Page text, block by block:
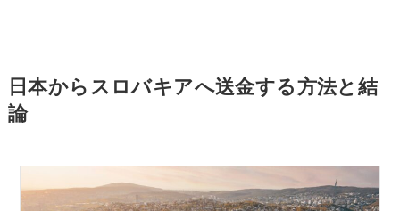
日本からスロバキアへ送金する方法と結
論